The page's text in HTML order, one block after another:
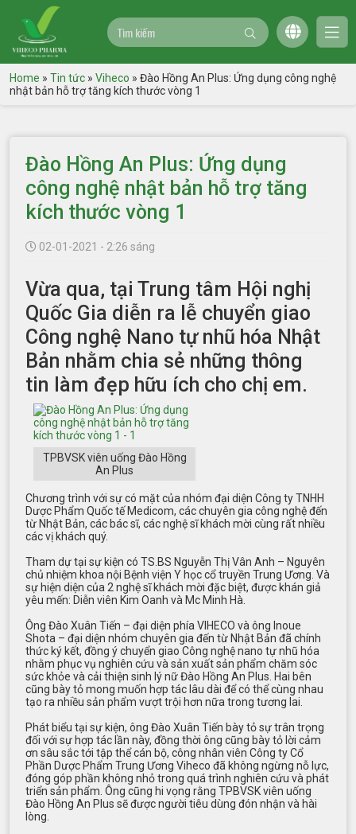
Home » Tin tức » Viheco » Đào Hồng An Plus: Ứng dụng công nghệ
nhật bản hỗ trợ tăng kích thước vòng 1
Đào Hồng An Plus: Ứng dụng
công nghệ nhật bản hỗ trợ tăng
kích thước vòng 1
02-01-2021 - 2:26 sáng
Vừa qua, tại Trung tâm Hội nghị
Quốc Gia diễn ra lễ chuyển giao
Công nghệ Nano tự nhũ hóa Nhật
Bản nhằm chia sẻ những thông
tin làm đẹp hữu ích cho chị em.
TPBVSK viên uống Đào Hồng
An Plus
Chương trình với sự có mặt của nhóm đại diện Công ty TNHH
Dược Phẩm Quốc tế Medicom, các chuyên gia công nghệ đến
từ Nhật Bản, các bác sĩ, các nghệ sĩ khách mời cùng rất nhiều
các vị khách quý.
Tham dự tại sự kiện có TS.BS Nguyễn Thị Vân Anh – Nguyên
chủ nhiệm khoa nội Bệnh viện Y học cổ truyền Trung Ương. Và
sự hiện diện của 2 nghệ sĩ khách mời đặc biệt, được khán giả
yêu mến: Diễn viên Kim Oanh và Mc Minh Hà.
Ông Đào Xuân Tiến – đại diện phía VIHECO và ông Inoue
Shota – đại diện nhóm chuyên gia đến từ Nhật Bản đã chính
thức ký kết, đồng ý chuyển giao Công nghệ nano tự nhũ hóa
nhằm phục vụ nghiên cứu và sản xuất sản phẩm chăm sóc
sức khỏe và cải thiện sinh lý nữ Đào Hồng An Plus. Hai bên
cũng bày tỏ mong muốn hợp tác lâu dài để có thể cùng nhau
tạo ra nhiều sản phẩm vượt trội hơn nữa trong tương lai.
Phát biểu tại sự kiện, ông Đào Xuân Tiến bày tỏ sự trân trọng
đối với sự hợp tác lần này, đồng thời ông cũng bày tỏ lời cảm
ơn sâu sắc tới tập thể cán bộ, công nhân viên Công ty Cổ
Phần Dược Phẩm Trung Ương Viheco đã không ngừng nỗ lực,
đóng góp phần không nhỏ trong quá trình nghiên cứu và phát
triển sản phẩm. Ông cũng hi vọng rằng TPBVSK viên uống
Đào Hồng An Plus sẽ được người tiêu dùng đón nhận và hài
lòng.